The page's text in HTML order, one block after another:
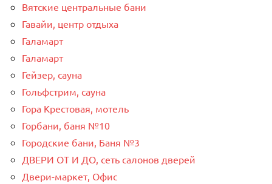
Вятские центральные бани
Гавайи, центр отдыха
Галамарт
Галамарт
Гейзер, сауна
Гольфстрим, сауна
Гора Крестовая, мотель
Горбани, баня №10
Городские бани, Баня №3
ДВЕРИ ОТ И ДО, сеть салонов дверей
Двери-маркет, Офис